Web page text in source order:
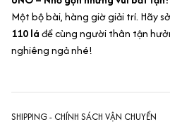
Một bộ bài, hàng giờ giải trí. Hãy
110 láđể cùng người thân tận
nghiêng ngả nhé!
SHIPPING - CHÍNH SÁCH VẬN CHUYỂN